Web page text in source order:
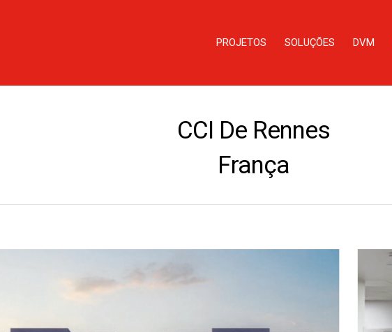
PROJETOS SOLUÇÕES DVM
CCI De Rennes
França